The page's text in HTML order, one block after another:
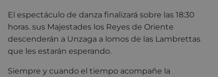
El espectáculo de danza finalizará sobre las 18:30
horas. sus Majestades los Reyes de Oriente
descenderán a Unzaga a lomos de las Lambrettas
que les estarán esperando.
Siempre y cuando el tiempo acompañe la